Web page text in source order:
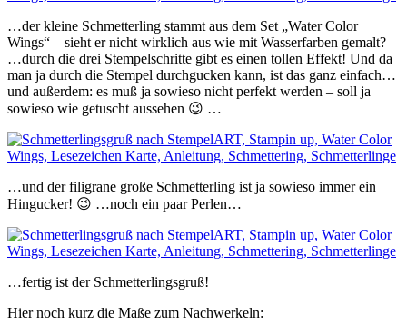
…der kleine Schmetterling stammt aus dem Set „Water Color
Wings“ – sieht er nicht wirklich aus wie mit Wasserfarben gemalt?
…durch die drei Stempelschritte gibt es einen tollen Effekt! Und da
man ja durch die Stempel durchgucken kann, ist das ganz einfach…
und außerdem: es muß ja sowieso nicht perfekt werden – soll ja
sowieso wie getuscht aussehen 😉 …
…und der filigrane große Schmetterling ist ja sowieso immer ein
Hingucker! 😉 …noch ein paar Perlen…
…fertig ist der Schmetterlingsgruß!
Hier noch kurz die Maße zum Nachwerkeln: